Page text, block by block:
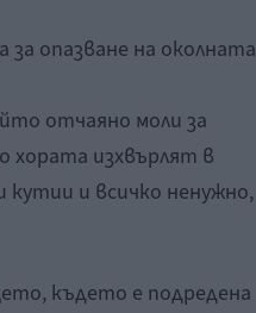
опазване на околната
отчаяно моли за
хората изхвърлят в
и всичко ненужно,
където е подредена